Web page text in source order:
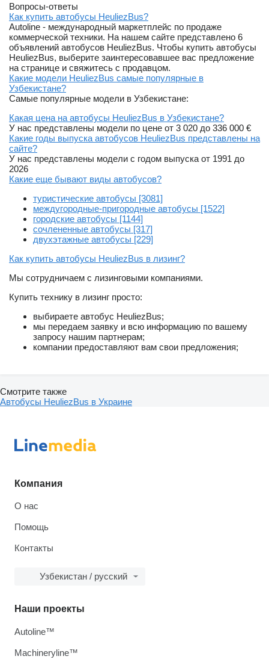
Вопросы-ответы
Как купить автобусы HeuliezBus?
Autoline - международный маркетплейс по продаже
коммерческой техники. На нашем сайте представлено 6
объявлений автобусов HeuliezBus. Чтобы купить автобусы
HeuliezBus, выберите заинтересовавшее вас предложение
на странице и свяжитесь с продавцом.
Какие модели HeuliezBus самые популярные в
Узбекистане?
Самые популярные модели в Узбекистане:
Какая цена на автобусы HeuliezBus в Узбекистане?
У нас представлены модели по цене от 3 020 до 336 000 €
Какие годы выпуска автобусов HeuliezBus представлены на
сайте?
У нас представлены модели с годом выпуска от 1991 до
2026
Какие еще бывают виды автобусов?
туристические автобусы [3081]
междугородные-пригородные автобусы [1522]
городские автобусы [1144]
сочлененные автобусы [317]
двухэтажные автобусы [229]
Как купить автобусы HeuliezBus в лизинг?
Мы сотрудничаем с лизинговыми компаниями.
Купить технику в лизинг просто:
выбираете автобус HeuliezBus;
мы передаем заявку и всю информацию по вашему
запросу нашим партнерам;
компании предоставляют вам свои предложения;
Смотрите также
Автобусы HeuliezBus в Украине
Компания
О нас
Помощь
Контакты
Узбекистан / русский
Наши проекты
Autoline™
Machineryline™